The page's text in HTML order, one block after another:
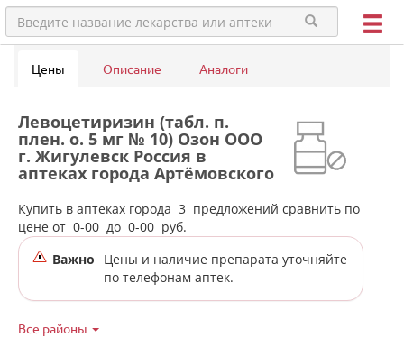
Цены Описание Аналоги
Левоцетиризин (табл. п.
плен. о. 5 мг № 10) Озон ООО
г. Жигулевск Россия в
аптеках города Артёмовского
Купить в аптеках города 3 предложений сравнить по
цене от 0-00 до 0-00 руб.
Важно
Цены и наличие препарата уточняйте
по телефонам аптек.
Все районы